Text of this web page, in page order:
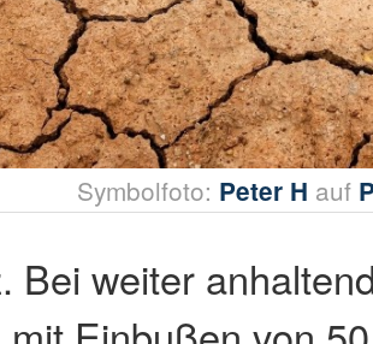
Symbolfoto: Peter H auf
Bei weiter